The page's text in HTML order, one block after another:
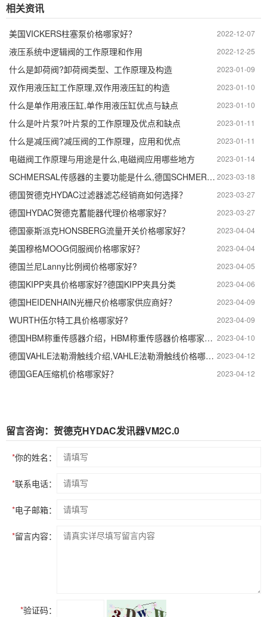
相关资讯
2022-12-07
美国VICKERS柱塞泵价格哪家好？
2022-12-25
液压系统中逻辑阀的工作原理和作用
2023-01-09
什么是卸荷阀?卸荷阀类型、工作原理及构造
2023-01-10
双作用液压缸工作原理,双作用液压缸的构造
2023-01-10
什么是单作用液压缸,单作用液压缸优点与缺点
2023-01-11
什么是叶片泵?叶片泵的工作原理及优点和缺点
2023-01-11
什么是减压阀?减压阀的工作原理，应用和优点
2023-01-14
电磁阀工作原理与用途是什么,电磁阀应用哪些地方
2023-03-18
SCHMERSAL传感器的主要功能是什么,德国SCHMERSAL传感器的作用
2023-03-27
德国贺德克HYDAC过滤器滤芯经销商如何选择？
2023-03-27
德国HYDAC贺德克蓄能器代理价格哪家好？
2023-04-04
德国豪斯派克HONSBERG流量开关价格哪家好？
2023-04-04
美国穆格MOOG伺服阀价格哪家好？
2023-04-05
德国兰尼Lanny比例阀价格哪家好?
2023-04-06
德国KIPP夹具价格哪家好?德国KIPP夹具分类
2023-04-09
德国HEIDENHAIN光栅尺价格哪家供应商好？
2023-04-09
WURTH伍尔特工具价格哪家好?
2023-04-10
德国HBM称重传感器介绍，HBM称重传感器价格哪家好？
2023-04-12
德国VAHLE法勒滑触线介绍,VAHLE法勒滑触线价格哪家好？
2023-04-12
德国GEA压缩机价格哪家好？
留言咨询：贺德克HYDAC发讯器VM2C.0
*你的姓名：
*联系电话：
*电子邮箱：
*留言内容：
*验证码：